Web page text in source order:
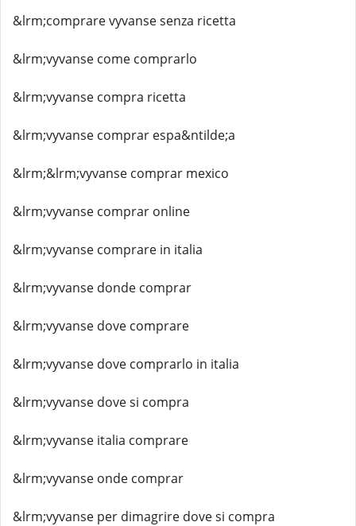
&lrm;comprare vyvanse senza ricetta
&lrm;vyvanse come comprarlo
&lrm;vyvanse compra ricetta
&lrm;vyvanse comprar espa&ntilde;a
&lrm;&lrm;vyvanse comprar mexico
&lrm;vyvanse comprar online
&lrm;vyvanse comprare in italia
&lrm;vyvanse donde comprar
&lrm;vyvanse dove comprare
&lrm;vyvanse dove comprarlo in italia
&lrm;vyvanse dove si compra
&lrm;vyvanse italia comprare
&lrm;vyvanse onde comprar
&lrm;vyvanse per dimagrire dove si compra